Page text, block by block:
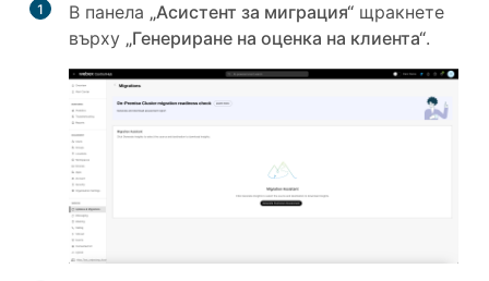
1 В панела „Асистент за миграция“ щракнете
върху „Генериране на оценка на клиента“.